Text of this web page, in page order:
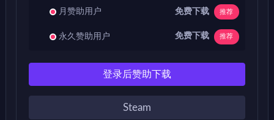
月赞助用户 免费下载 推荐
永久赞助用户 免费下载 推荐
登录后赞助下载
Steam